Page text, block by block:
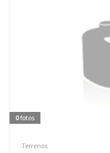
0fotos
Terrenos